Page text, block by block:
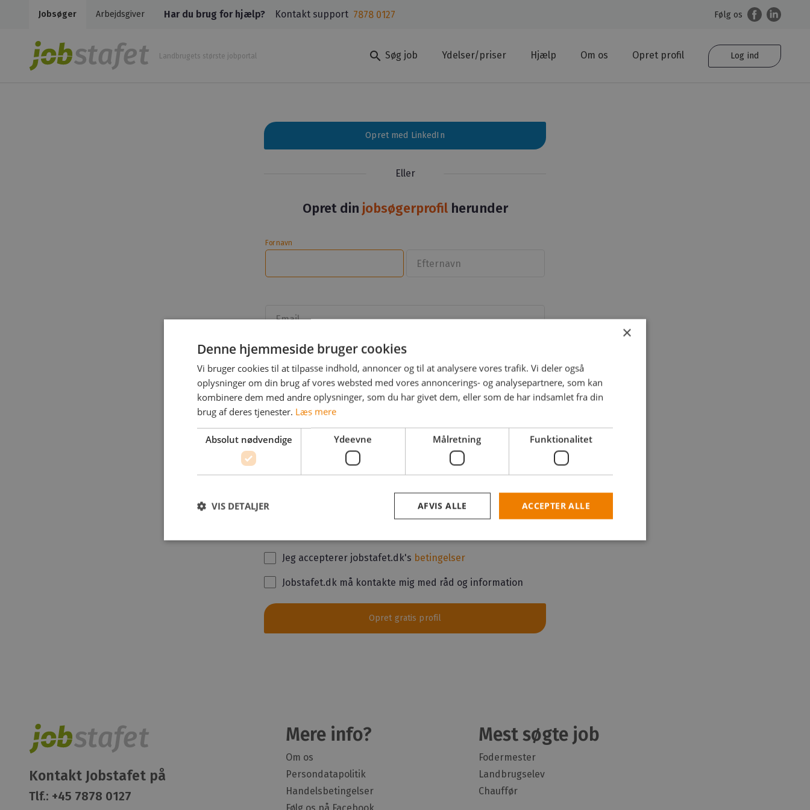
Jobsøger Arbejdsgiver Har du brug for hjælp? Kontakt support 7878 0127 Følg os
Landbrugets største jobportal search Søg job Ydelser/priser Hjælp Om os Opret profil Log ind
Opret med LinkedIn
Eller
Opret din jobsøgerprofil herunder
Fornavn
Efternavn
Email
Adgangskode
Landekode
+45 Mobil
Jeg accepterer jobstafet.dk's betingelser
Jobstafet.dk må kontakte mig med råd og information
Opret gratis profil
Kontakt Jobstafet på
Tlf.: +45 7878 0127
Mere info?
Om os
Persondatapolitik
Handelsbetingelser
Mest søgte job
Fodermester
Landbrugselev
Chauffør
×
Denne hjemmeside bruger cookies
Vi bruger cookies til at tilpasse indhold, annoncer og til at analysere vores trafik. Vi deler også
oplysninger om din brug af vores websted med vores annoncerings- og analysepartnere, som kan
kombinere dem med andre oplysninger, som du har givet dem, eller som de har indsamlet fra din
brug af deres tjenester. Læs mere
Absolut nødvendige Ydeevne Målretning Funktionalitet
ACCEPTER ALLE
AFVIS ALLE
VIS DETALJER